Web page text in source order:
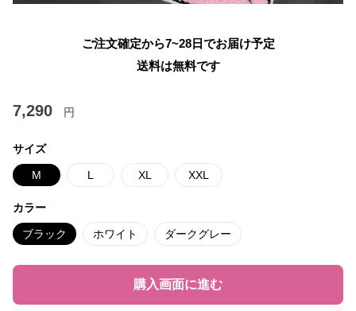
ご注文確定から7~28日でお届け予定
送料は無料です
7,290 円
サイズ
M L XL XXL
カラー
ブラック ホワイト ダークグレー
購入画面に進む